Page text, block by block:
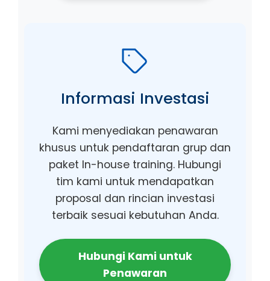
Informasi Investasi
Kami menyediakan penawaran
khusus untuk pendaftaran grup dan
paket In-house training. Hubungi
tim kami untuk mendapatkan
proposal dan rincian investasi
terbaik sesuai kebutuhan Anda.
Hubungi Kami untuk
Penawaran